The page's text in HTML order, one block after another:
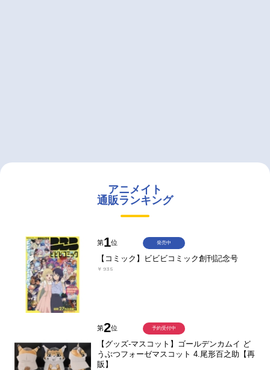
アニメイト
通販ランキング
第1位
【コミック】ビビビコミック創刊記念号
￥935
発売中
第2位
【グッズ-マスコット】ゴールデンカムイ ど
うぶつフォーゼマスコット 4.尾形百之助【再
販】
予約受付中